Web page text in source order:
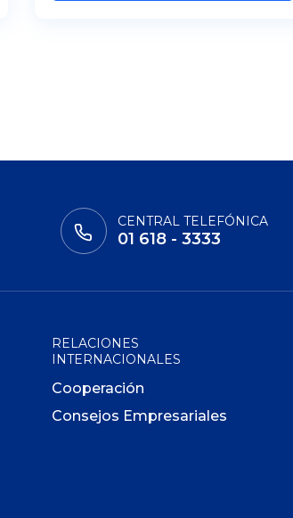
CENTRAL TELEFÓNICA
01 618 - 3333
RELACIONES
INTERNACIONALES
Cooperación
Consejos Empresariales